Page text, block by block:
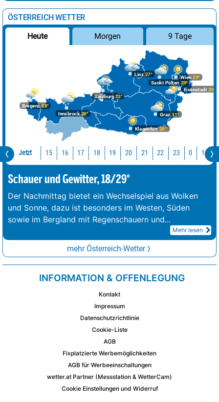
ÖSTERREICH WETTER
Heute Morgen 9 Tage
Bregenz28°
Graz31°
Innsbruck20°
Klagenfurt 26°
Linz27°
Salzburg23°
Wien 29°
Eisenstadt 30°
Sankt Pölten 29°
Jetzt 15 16 17 18 19 20 21 22 23 0 1
Schauer und Gewitter, 18/29°
Der Nachmittag bietet ein Wechselspiel aus Wolken
und Sonne, dazu ist besonders im Westen, Süden
sowie im Bergland mit Regenschauern und...
Mehr lesen
mehr Österreich-Wetter
INFORMATION & OFFENLEGUNG
Kontakt
Impressum
Datenschutzrichtlinie
Cookie-Liste
AGB
Fixplatzierte Werbemöglichkeiten
AGB für Werbeeinschaltungen
wetter.at Partner (Messstation & WetterCam)
Cookie Einstellungen und Widerruf